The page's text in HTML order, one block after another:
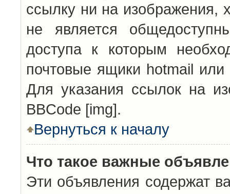
ссылку ни на
не является
доступа к которым
почтовые ящики hotmail
Для указания ссылок на
BBCode [img].
Вернуться к началу
Что такое важные
Эти объявления содержат